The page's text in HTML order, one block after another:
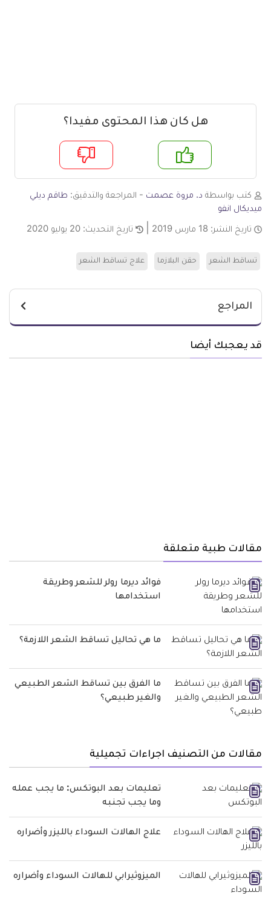
هل كان هذا المحتوى مفيدا؟
لا
كتب بواسطة د. مروة عصمت - المراجعة والتدقيق: طاقم ديلي
ميديكال انفو
تاريخ النشر: 18 مارس 2019 تاريخ التحديث: 20 يوليو 2020
تساقط الشعر حقن البلازما علاج تساقط الشعر
المراجع
قد يعجبك أيضا
مقالات طبية متعلقة
فوائد ديرما رولر للشعر وطريقة
استخدامها
ما هي تحاليل تساقط الشعر اللازمة؟
ما الفرق بين تساقط الشعر الطبيعي
والغير طبيعي؟
مقالات من التصنيف اجراءات تجميلية
تعليمات بعد البوتكس: ما يجب عمله
وما يجب تجنبه
علاج الهالات السوداء بالليزر وأضراره
الميزوثيرابي للهالات السوداء وأضراره